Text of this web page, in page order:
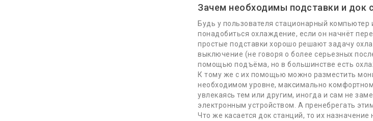
Зачем необходимы подставки и док
Будь у пользователя стационарный
понадобиться охлаждение, если он начнёт
простые подставки хорошо решают задачу
выключение (не говоря о более серьезных
помощью подъёма, но в большинстве есть
К тому же с их помощью можно разместить
необходимом уровне, максимально
увлекаясь тем или другим, иногда и сам не
электронным устройством. А пренебрегать
Что же касается док станций, то их
Читать далее